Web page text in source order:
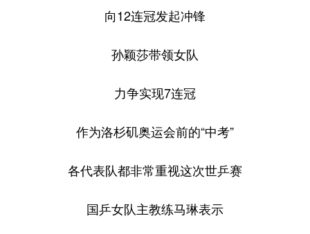
向12连冠发起冲锋
孙颖莎带领女队
力争实现7连冠
作为洛杉矶奥运会前的“中考”
各代表队都非常重视这次世乒赛
国乒女队主教练马琳表示